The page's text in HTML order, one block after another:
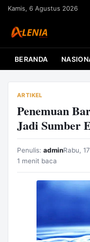
u
Kamis, 6 Agustus 2026
BERANDA
ARTIKEL
Penemuan
Jadi Sumber
Penulis: adminRabu,
1 menit baca